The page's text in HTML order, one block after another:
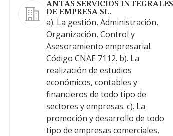
ANTAS SERVICIOS INTEGRALES
DE EMPRESA SL.
a). La gestión, Administración,
Organización, Control y
Asesoramiento empresarial.
Código CNAE 7112. b). La
realización de estudios
económicos, contables y
financieros de todo tipo de
sectores y empresas. c). La
promoción y desarrollo de todo
tipo de empresas comerciales,